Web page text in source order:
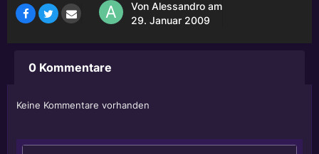
Von Alessandro am
29. Januar 2009
0 Kommentare
Keine Kommentare vorhanden